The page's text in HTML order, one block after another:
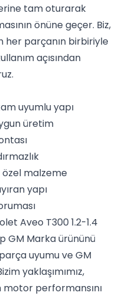
tam oturarak
önüne geçer. Biz,
her parçanın birbiriyle
açısından
uyumlu yapı
üretim
özel malzeme
yapı
Aveo T300 1.2-1.4
GM Marka ürününü
uyumu ve GM
yaklaşımımız,
motor performansını